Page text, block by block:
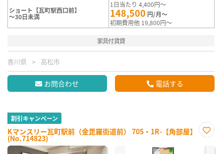
ショート【瓦町駅西口前】
～30日未満
1日当たり 4,400円～
148,500 円/月～
初期費用他 19,800円～
家具付賃貸
香川県 高松市
お問合わせ 電話する
割引キャンペーン
Kマンスリー瓦町駅前（金毘羅街道前） 705・1R-【角部屋】
(No.714823)
に入